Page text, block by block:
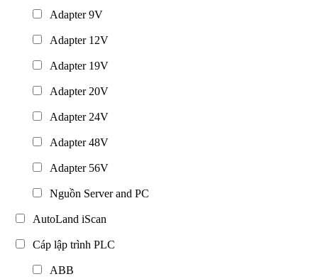
Adapter 9V
Adapter 12V
Adapter 19V
Adapter 20V
Adapter 24V
Adapter 48V
Adapter 56V
Nguồn Server and PC
AutoLand iScan
Cáp lập trình PLC
ABB